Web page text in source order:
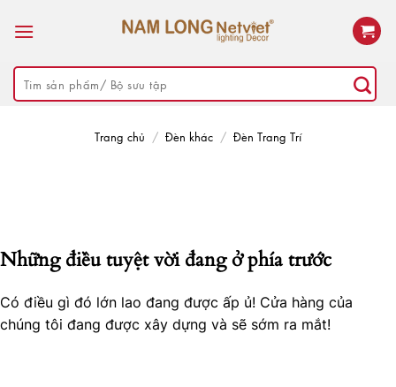
Tìm
kiếm:
Trang chủ / Đèn khác / Đèn Trang Trí
Những điều tuyệt vời đang ở phía trước
Có điều gì đó lớn lao đang được ấp ủ! Cửa hàng của
chúng tôi đang được xây dựng và sẽ sớm ra mắt!